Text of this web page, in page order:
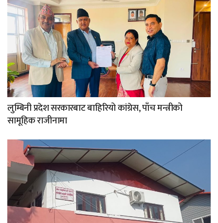
लुम्बिनी प्रदेश सरकारबाट बाहिरियो कांग्रेस, पाँच मन्त्रीको
सामूहिक राजीनामा